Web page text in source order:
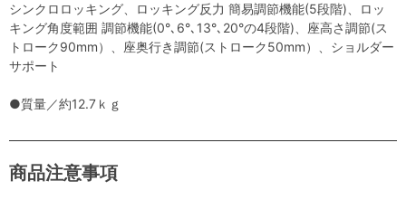
シンクロロッキング、ロッキング反力 簡易調節機能(5段階)、ロッ
キング角度範囲 調節機能(0°､6°､13°､20°の4段階)、座高さ調節(ス
トローク90mm）、座奥行き調節(ストローク50mm）、ショルダー
サポート
●質量／約12.7ｋｇ
商品注意事項